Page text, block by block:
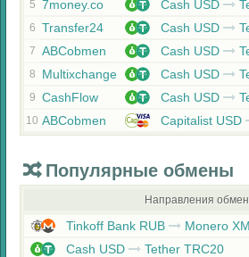
5 7money.co Cash USD
6 Transfer24 Cash USD
7 ABCobmen Cash USD
8 Multixchange Cash USD
9 CashFlow Cash USD
10 ABCobmen Capitalist USD
Популярные обмены
Направления
Tinkoff Bank RUB
Monero
Cash USD
Tether TRC20